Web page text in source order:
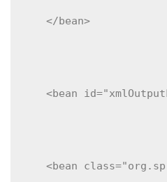
</bean>
<bean id=
<bean class=